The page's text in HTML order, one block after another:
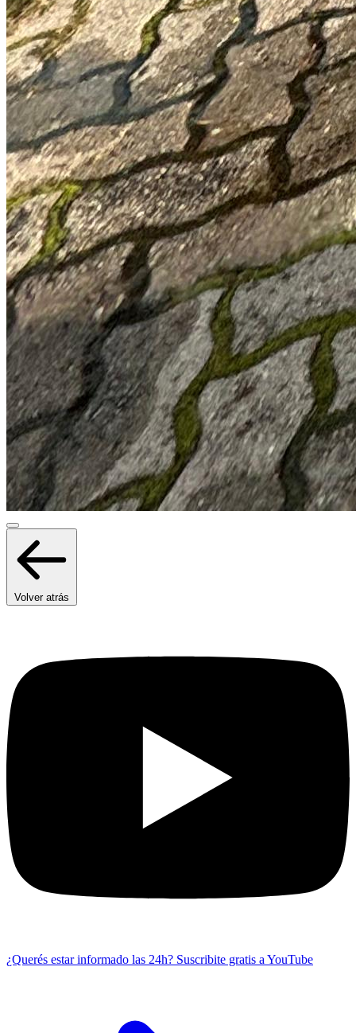
Volver atrás
¿Querés estar informado las 24h? Suscribite gratis a YouTube